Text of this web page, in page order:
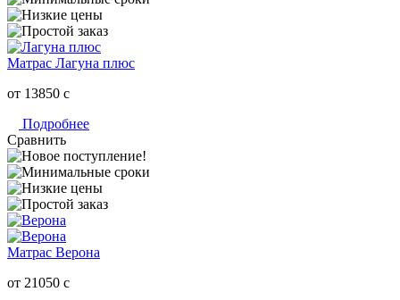
Матрас Лагуна плюс
от 13850 c
Подробнее
Сравнить
Матрас Верона
от 21050 c